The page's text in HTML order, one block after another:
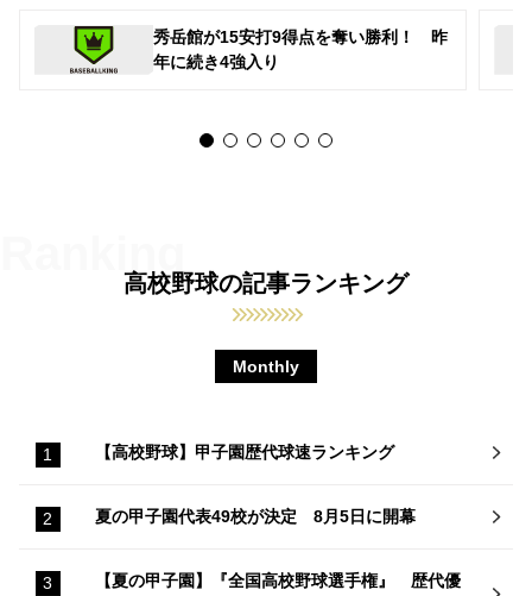
秀岳館が15安打9得点を奪い勝利！ 昨
年に続き4強入り
高校野球の記事ランキング
Monthly
【高校野球】甲子園歴代球速ランキング
夏の甲子園代表49校が決定 8月5日に開幕
【夏の甲子園】『全国高校野球選手権』 歴代優